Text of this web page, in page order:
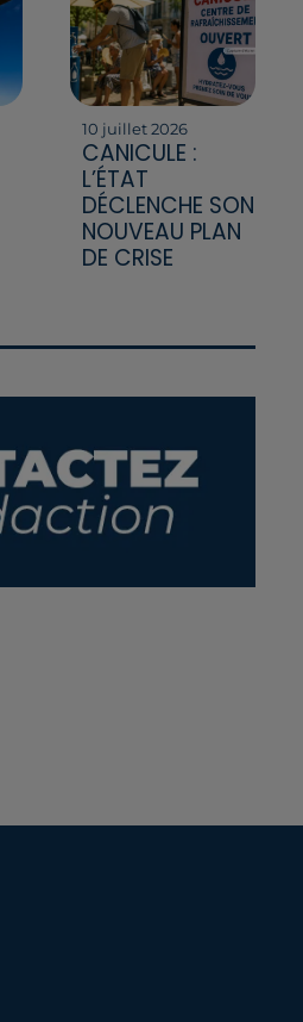
10 juillet 2026
CANICULE :
L’ÉTAT
DÉCLENCHE SON
NOUVEAU PLAN
DE CRISE